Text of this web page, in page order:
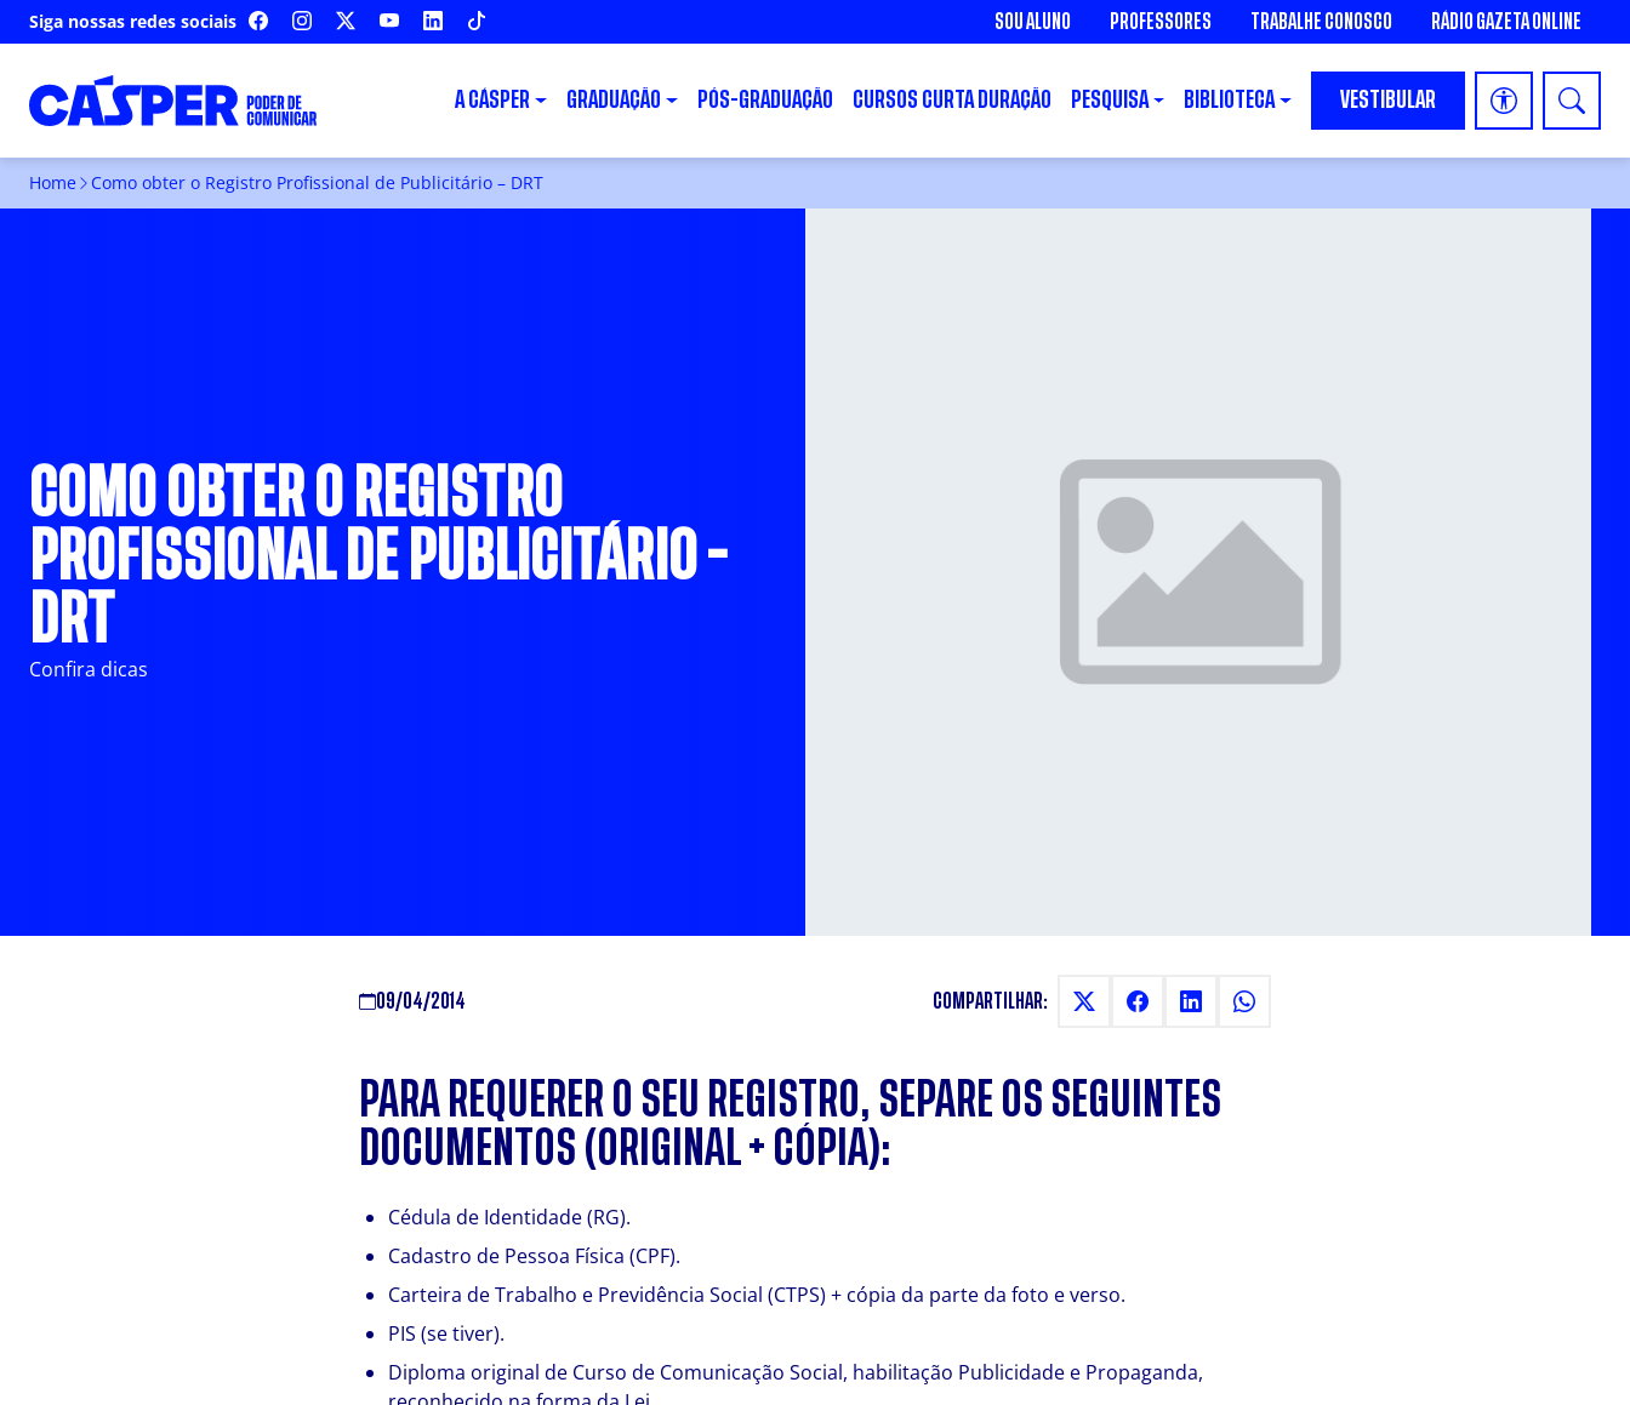
Siga nossas redes sociais FACEBOOKINSTAGRAM YOUTUBELINKEDIN SOU ALUNO PROFESSORES TRABALHE CONOSCO RÁDIO GAZETA ONLINE
A CÁSPER GRADUAÇÃO PÓS-GRADUAÇÃO CURSOS CURTA DURAÇÃO PESQUISA BIBLIOTECA VESTIBULAR
Home Como obter o Registro Profissional de Publicitário – DRT
COMO OBTER O REGISTRO
PROFISSIONAL DE PUBLICITÁRIO -
DRT
Confira dicas
09/04/2014 COMPARTILHAR:
PARA REQUERER O SEU REGISTRO, SEPARE OS SEGUINTES
DOCUMENTOS (ORIGINAL + CÓPIA):
Cédula de Identidade (RG).
Cadastro de Pessoa Física (CPF).
Carteira de Trabalho e Previdência Social (CTPS) + cópia da parte da foto e verso.
PIS (se tiver).
Diploma original de Curso de Comunicação Social, habilitação Publicidade e Propaganda,